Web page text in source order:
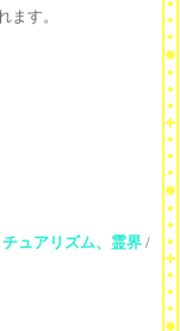
ます。
ュアリズム、霊界/